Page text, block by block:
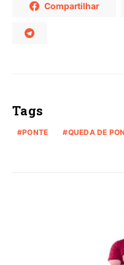
Compartilhar
Tags
PONTE QUEDA DE